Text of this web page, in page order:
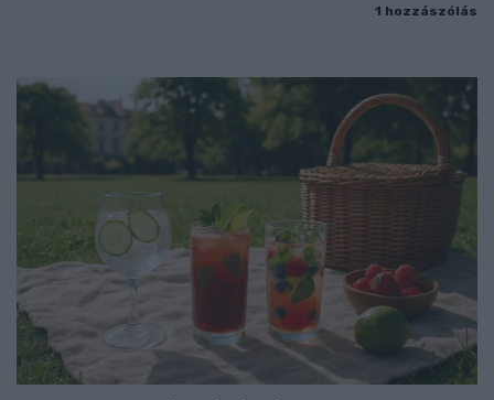
1 hozzászólás